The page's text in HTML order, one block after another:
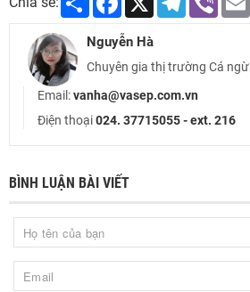
Nguyễn Hà
Chuyên gia thị trường Cá ngừ
Email:vanha@vasep.com.vn
Điện thoại024. 37715055 - ext. 216
BÌNH LUẬN BÀI VIẾT